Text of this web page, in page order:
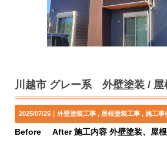
2025/07/25｜外壁塗装工事 屋根塗装工事 施工事
Before After 施工内容 外壁塗装、屋根